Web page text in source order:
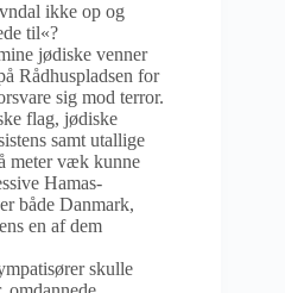
ikke op og
til«?
jødiske venner
Rådhuspladsen for
sig mod terror.
flag, jødiske
samt utallige
meter væk kunne
Hamas-
både Danmark,
en af dem
skulle